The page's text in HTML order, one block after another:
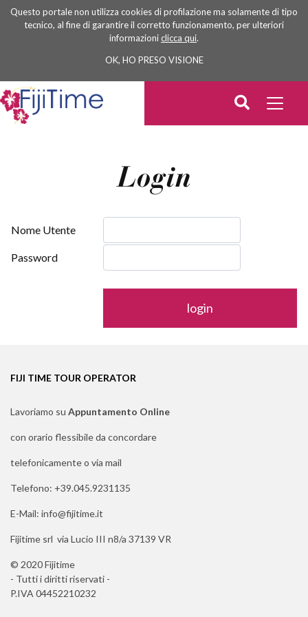
Questo portale non utilizza cookies di profilazione ma solamente di tipo
tecnico, al fine di garantire il corretto funzionamento, per ulteriori
informazioniclicca qui.
OK, HO PRESO VISIONE
Login
Nome Utente
Password
FIJI TIME TOUR OPERATOR
Lavoriamo su Appuntamento Online
con orario flessibile da concordare
telefonicamente o via mail
Telefono: +39.045.9231135
E-Mail: info@fijitime.it
Fijitime srl via Lucio III n8/a 37139 VR
© 2020 Fijitime
- Tutti i diritti riservati -
P.IVA 04452210232